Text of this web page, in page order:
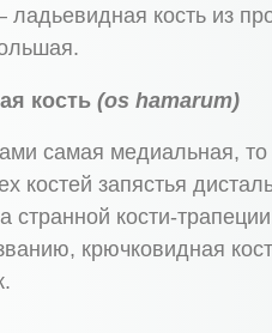
кость из
кость (os hamarum)
самая медиальная, то
костей запястья
странной кости-
крючковидная